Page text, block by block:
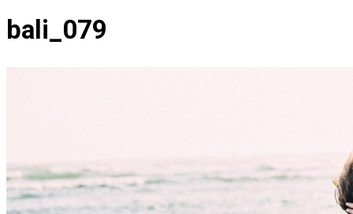
bali_079